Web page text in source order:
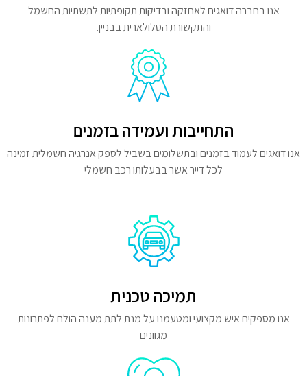
אנו בחברה דואגים לאחזקה ובדיקות תקופתיות לתשתיות החשמל
והתקשורת הסלולארית בבניין.
התחייבות ועמידה בזמנים
אנו דואגים לעמוד בזמנים ובתשלומים בשביל לספק אנרגיה חשמלית זמינה
לכל דייר אשר בבעלותו רכב חשמלי
תמיכה טכנית
אנו מספקים איש מקצועי ומטעמנו על מנת לתת מענה הולם לפתרונות
מגוונים